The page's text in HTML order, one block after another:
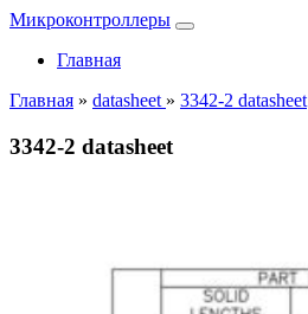
Микроконтроллеры
Главная
Главная » datasheet » 3342-2 datasheet
3342-2 datasheet